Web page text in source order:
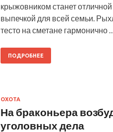
крыжовником станет
выпечкой для всей семьи.
тесто на сметане гармонично
ПОДРОБНЕЕ
ОХОТА
На браконьера
уголовных дела